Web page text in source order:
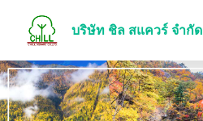
บริษัท ชิล สแควร์ จำกัด